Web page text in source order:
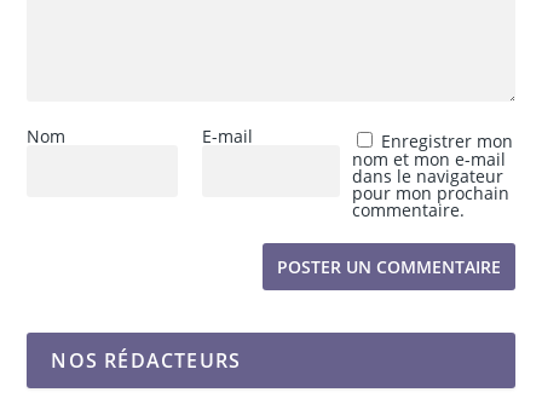
Nom E-mail Enregistrer mon
nom et mon e-mail
dans le navigateur
pour mon prochain
commentaire.
NOS RÉDACTEURS